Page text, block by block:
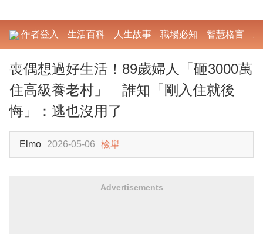
作者登入 生活百科 人生故事 職場必知 智慧格言
喪偶想過好生活！89歲婦人「砸3000萬
住高級養老村」 誰知「剛入住就後
悔」：逃也沒用了
Elmo 2026-05-06 檢舉
Advertisements